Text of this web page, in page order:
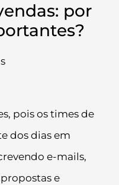
por
pois os times de
dos dias em
e-mails,
e